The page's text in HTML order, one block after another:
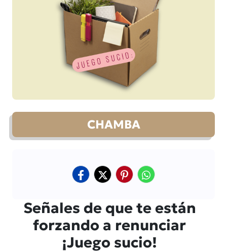
CHAMBA
Señales de que te están
forzando a renunciar
¡Juego sucio!